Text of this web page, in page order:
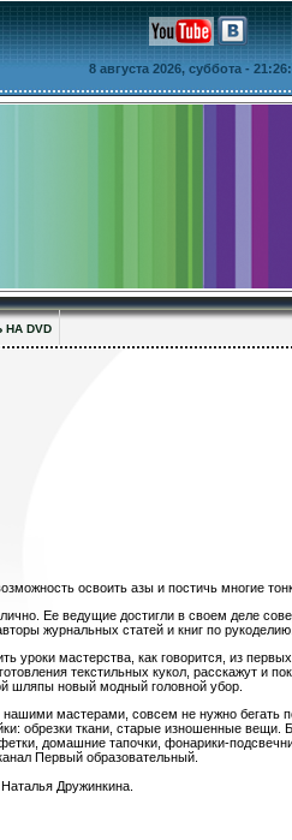
8 августа 2026, суббота -
НА DVD
освоить азы и постичь многие
Ее ведущие достигли в своем деле
журнальных статей и книг по рукоделию.
уроки мастерства, как говорится, из
текстильных кукол, расскажут и
шляпы новый модный головной убор.
нашими мастерами, совсем не нужно бегать
обрезки ткани, старые изношенные
домашние тапочки, фонарики-
Первый образовательный.
Дружинкина.